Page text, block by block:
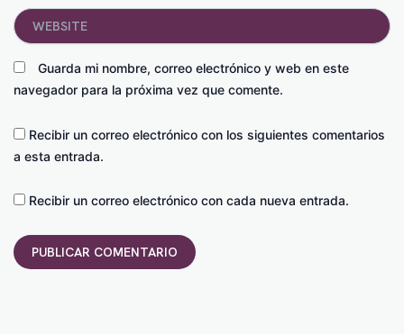
Guarda mi nombre, correo electrónico y web en este
navegador para la próxima vez que comente.
Website
Recibir un correo electrónico con los siguientes comentarios
a esta entrada.
Recibir un correo electrónico con cada nueva entrada.